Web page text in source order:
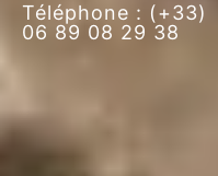
Téléphone : (+33)
06 89 08 29 38